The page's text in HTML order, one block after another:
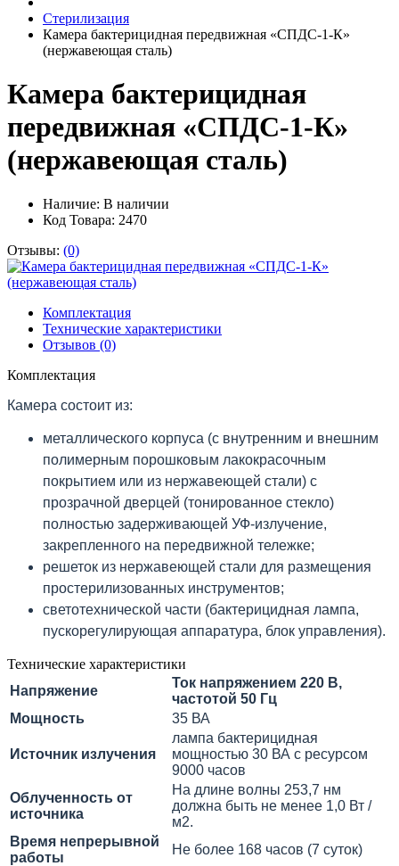
Стерилизация
Камера бактерицидная передвижная «СПДС-1-К»
(нержавеющая сталь)
Камера бактерицидная
передвижная «СПДС-1-К»
(нержавеющая сталь)
Наличие: В наличии
Код Товара: 2470
Отзывы: (0)
Комплектация
Технические характеристики
Отзывов (0)
Комплектация
Камера состоит из:
металлического корпуса (с внутренним и внешним
полимерным порошковым лакокрасочным
покрытием или из нержавеющей стали) с
прозрачной дверцей (тонированное стекло)
полностью задерживающей УФ-излучение,
закрепленного на передвижной тележке;
решеток из нержавеющей стали для размещения
простерилизованных инструментов;
светотехнической части (бактерицидная лампа,
пускорегулирующая аппаратура, блок управления).
Технические характеристики
Напряжение
Ток напряжением 220 В,
частотой 50 Гц
Мощность
35 ВА
Источник излучения
лампа бактерицидная
мощностью 30 ВА с ресурсом
9000 часов
Облученность от
источника
На длине волны 253,7 нм
должна быть не менее 1,0 Вт /
м2.
Время непрерывной
работы
Не более 168 часов (7 суток)